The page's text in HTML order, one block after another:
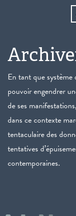
En tant que système
pouvoir engendrer
de ses
dans ce contexte
tentaculaire des
tentatives
contemporaines.